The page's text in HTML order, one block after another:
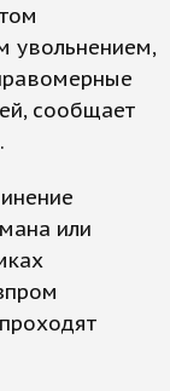
увольнением,
сообщает
или